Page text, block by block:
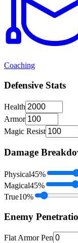
Coaching
Defensive Stats
Health
Armor
Magic Resist
Damage
Physical45%
Magical45%
True10%
Enemy
Flat Armor Pen